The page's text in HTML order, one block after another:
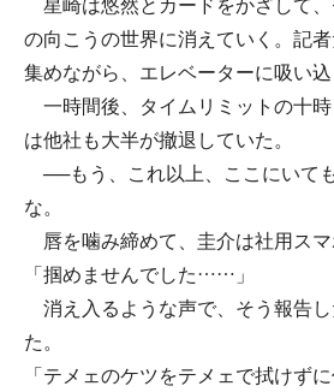
星崎は悠然とカードをかざして、
の向こうの世界に消えていく。記
集めながら、エレベーターに吸い込
一時間後、タイムリミットの十時
は他社も大半が撤退していた。
──もう、これ以上、ここにいて
な。
唇を噛み締めて、圭介は社用スマ
「掴めませんでした……」
消え入るような声で、そう報告し
た。
「テメェのケツをテメェで拭けず